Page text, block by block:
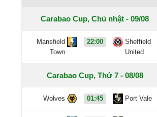
Carabao Cup, Chủ nhật - 09/08
Mansfield
Town
22:00
Sheffield
United
Carabao Cup, Thứ 7 - 08/08
Wolves 01:45 Port Vale